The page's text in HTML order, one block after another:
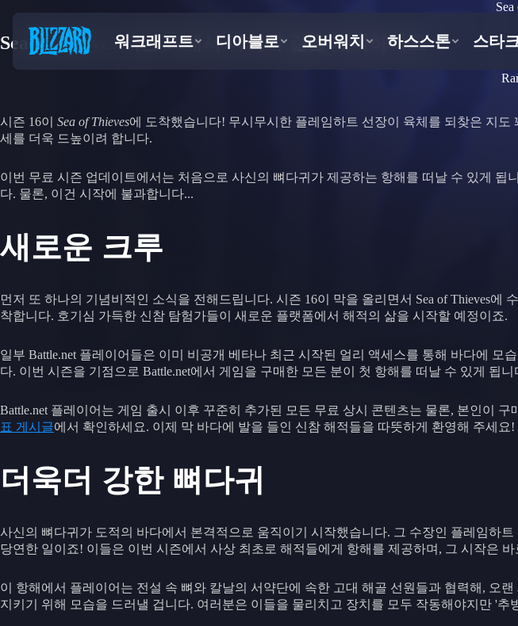
Sea of Thieves 시즌 16에서 파괴의 길을 개척하세요
시즌 16이 Sea of Thieves에 도착했습니다! 무시무시한 플레임하트 선장이 육체를 되찾은 지
세를 더욱 드높이려 합니다.
이번 무료 시즌 업데이트에서는 처음으로 사신의 뼈다귀가 제공하는 항해를 떠날 수 있게
다. 물론, 이건 시작에 불과합니다...
새로운 크루
먼저 또 하나의 기념비적인 소식을 전해드립니다. 시즌 16이 막을 올리면서 Sea of Thieves에
착합니다. 호기심 가득한 신참 탐험가들이 새로운 플랫폼에서 해적의 삶을 시작할 예정이죠.
일부 Battle.net 플레이어들은 이미 비공개 베타나 최근 시작된 얼리 액세스를 통해 바다에
다. 이번 시즌을 기점으로 Battle.net에서 게임을 구매한 모든 분이 첫 항해를 떠날 수 있게 됩니
Battle.net 플레이어는 게임 출시 이후 꾸준히 추가된 모든 무료 상시 콘텐츠는 물론, 본인이
표 게시글에서 확인하세요. 이제 막 바다에 발을 들인 신참 해적들을 따뜻하게 환영해 주세요!
더욱더 강한 뼈다귀
사신의 뼈다귀가 도적의 바다에서 본격적으로 움직이기 시작했습니다. 그 수장인 플레임하
당연한 일이죠! 이들은 이번 시즌에서 사상 최초로 해적들에게 항해를 제공하며, 그 시작은
이 항해에서 플레이어는 전설 속 뼈와 칼날의 서약단에 속한 고대 해골 선원들과 협력해, 오
지키기 위해 모습을 드러낼 겁니다. 여러분은 이들을 물리치고 장치를 모두 작동해야지만 '